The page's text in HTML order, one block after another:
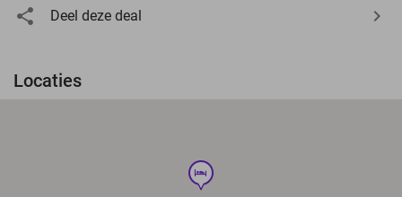
Deel deze deal
Locaties
hotel